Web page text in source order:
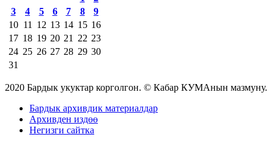
3
4 5 6 7 8
9
10 11 12 13 14 15 16
17 18 19 20 21 22 23
24 25 26 27 28 29 30
31
2020 Бардык укуктар корголгон. © Кабар КУМАнын мазмуну.
Бардык архивдик материалдар
Архивден издөө
Негизги сайтка